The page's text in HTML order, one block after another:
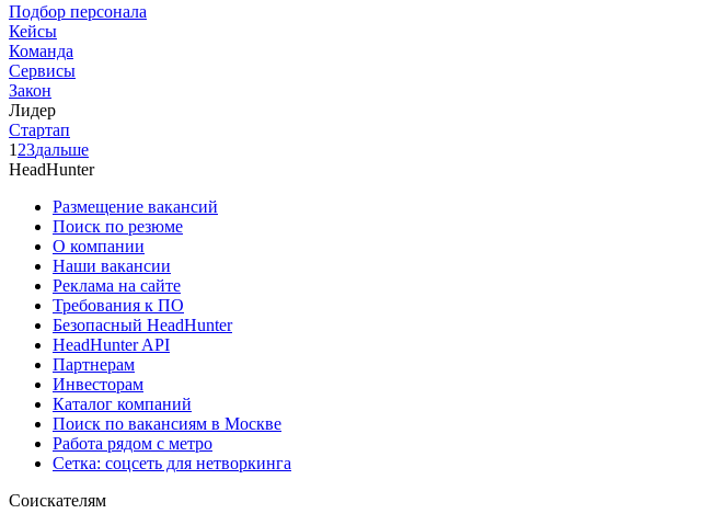
Подбор персонала
Кейсы
Команда
Сервисы
Закон
Лидер
Стартап
1 23дальше
HeadHunter
Размещение вакансий
Поиск по резюме
О компании
Наши вакансии
Реклама на сайте
Требования к ПО
Безопасный HeadHunter
HeadHunter API
Партнерам
Инвесторам
Каталог компаний
Поиск по вакансиям в Москве
Работа рядом с метро
Сетка: соцсеть для нетворкинга
Соискателям